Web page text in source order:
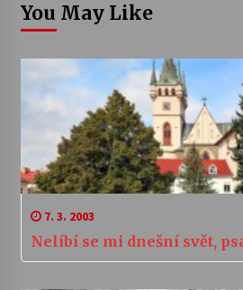
You May Like
7. 3. 2003
Nelíbí se mi dnešní svět,